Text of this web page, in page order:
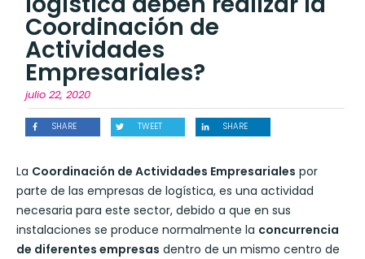
Coordinación de
Actividades
Empresariales?
julio 22, 2020
SHARE TWEET SHARE
La Coordinación de Actividades Empresariales por
parte de las empresas de logística, es una actividad
necesaria para este sector, debido a que en sus
instalaciones se produce normalmente la concurrencia
de diferentes empresas dentro de un mismo centro de